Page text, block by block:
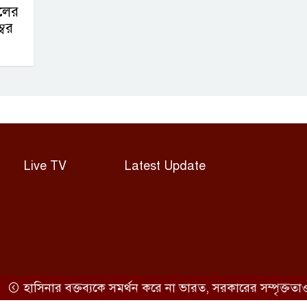
Live TV Latest Update
বক্তব্যকে সমর্থন করে না ভারত, সরকারের সম্পৃক্ততাও